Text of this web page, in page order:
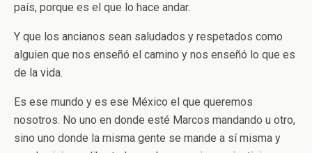
país, porque es el que lo hace andar.
Y que los ancianos sean saludados y respetados como
alguien que nos enseñó el camino y nos enseñó lo que es
de la vida.
Es ese mundo y es ese México el que queremos
nosotros. No uno en donde esté Marcos mandando u otro,
sino uno donde la misma gente se mande a sí misma y